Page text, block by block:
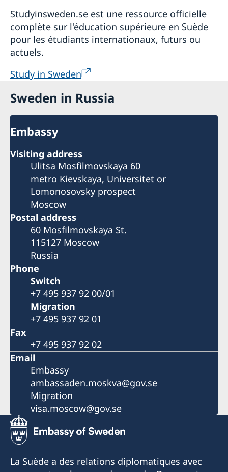
Studyinsweden.se est une ressource officielle
complète sur l'éducation supérieure en Suède
pour les étudiants internationaux, futurs ou
actuels.
Study in Sweden
Sweden in Russia
Embassy
Visiting address
Ulitsa Mosfilmovskaya 60
metro Kievskaya, Universitet or
Lomonosovsky prospect
Moscow
Postal address
60 Mosfilmovskaya St.
115127 Moscow
Russia
Phone
Switch
+7 495 937 92 00/01
Migration
+7 495 937 92 01
Fax
+7 495 937 92 02
Email
Embassy
ambassaden.moskva@gov.se
Migration
visa.moscow@gov.se
La Suède a des relations diplomatiques avec